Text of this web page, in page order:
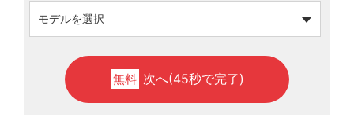
無料 次へ(45秒で完了)